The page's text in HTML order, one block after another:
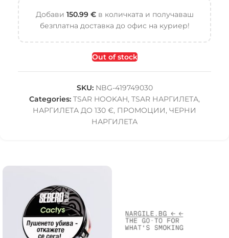
Добави 150.99 €в количката и получаваш
безплатна доставка до офис на куриер!
Out of stock
SKU: NBG-419749030
Categories: TSAR HOOKAH, TSAR НАРГИЛЕТА,
НАРГИЛЕТА ДО 130 €, ПРОМОЦИИ, ЧЕРНИ
НАРГИЛЕТА